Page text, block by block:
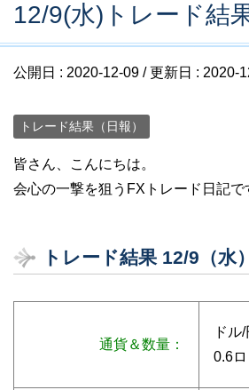
12/9(水)トレード結
公開日 : 2020-12-09 / 更新日 : 2020-
トレード結果（日報）
皆さん、こんにちは。
会心の一撃を狙うFXトレード日記で
トレード結果 12/9（水）
通貨＆数量：
ドル/
0.6ロ